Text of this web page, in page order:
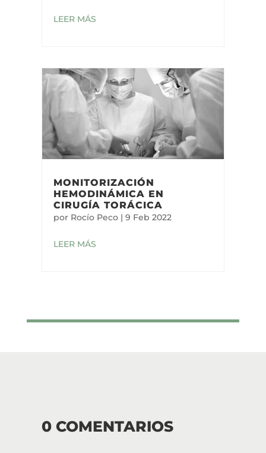
LEER MÁS
MONITORIZACIÓN
HEMODINÁMICA EN
CIRUGÍA TORÁCICA
por Rocío Peco| 9 Feb 2022
LEER MÁS
0 COMENTARIOS